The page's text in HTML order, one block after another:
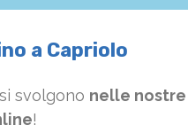
a Capriolo
svolgono nelle
!